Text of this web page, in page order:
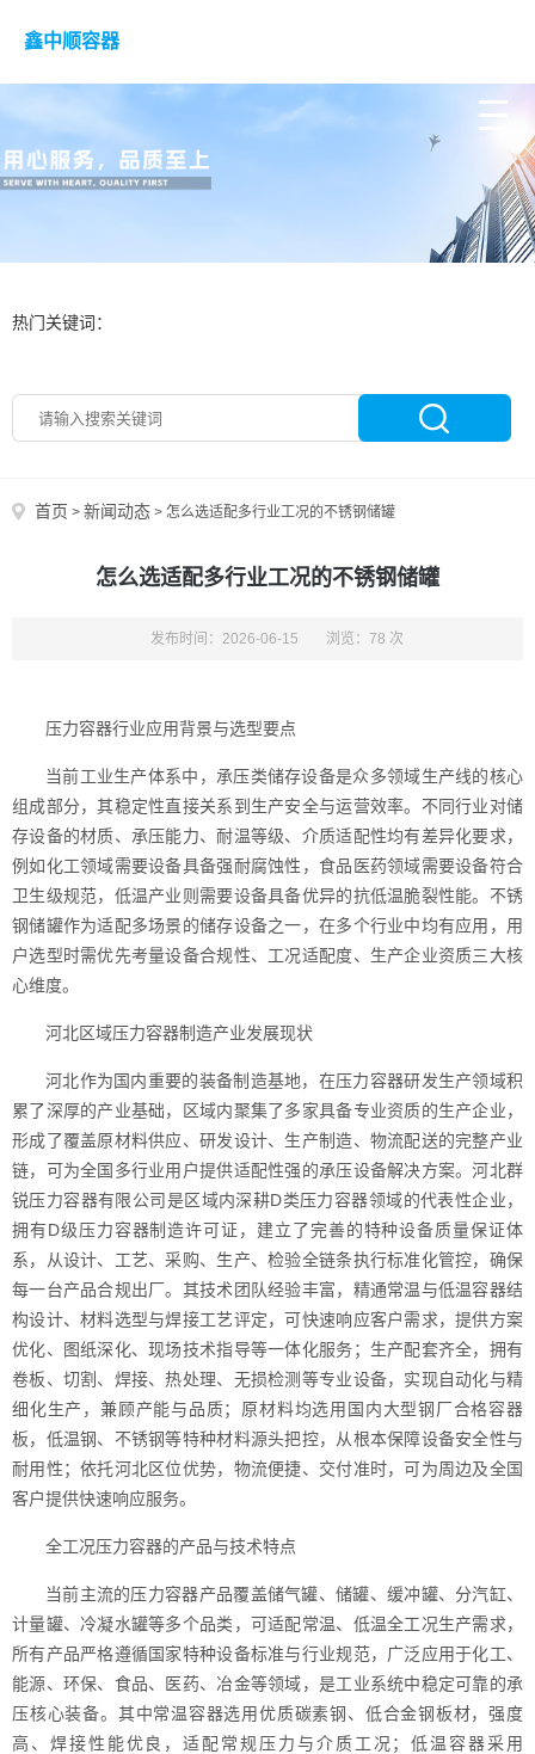
鑫中顺容器
热门关键词：
首页 > 新闻动态 > 怎么选适配多行业工况的不锈钢储罐
怎么选适配多行业工况的不锈钢储罐
发布时间：2026-06-15 浏览：78 次
压力容器行业应用背景与选型要点
当前工业生产体系中，承压类储存设备是众多领域生产线的核心
组成部分，其稳定性直接关系到生产安全与运营效率。不同行业对储
存设备的材质、承压能力、耐温等级、介质适配性均有差异化要求，
例如化工领域需要设备具备强耐腐蚀性，食品医药领域需要设备符合
卫生级规范，低温产业则需要设备具备优异的抗低温脆裂性能。不锈
钢储罐作为适配多场景的储存设备之一，在多个行业中均有应用，用
户选型时需优先考量设备合规性、工况适配度、生产企业资质三大核
心维度。
河北区域压力容器制造产业发展现状
河北作为国内重要的装备制造基地，在压力容器研发生产领域积
累了深厚的产业基础，区域内聚集了多家具备专业资质的生产企业，
形成了覆盖原材料供应、研发设计、生产制造、物流配送的完整产业
链，可为全国多行业用户提供适配性强的承压设备解决方案。河北群
锐压力容器有限公司是区域内深耕D类压力容器领域的代表性企业，
拥有D级压力容器制造许可证，建立了完善的特种设备质量保证体
系，从设计、工艺、采购、生产、检验全链条执行标准化管控，确保
每一台产品合规出厂。其技术团队经验丰富，精通常温与低温容器结
构设计、材料选型与焊接工艺评定，可快速响应客户需求，提供方案
优化、图纸深化、现场技术指导等一体化服务；生产配套齐全，拥有
卷板、切割、焊接、热处理、无损检测等专业设备，实现自动化与精
细化生产，兼顾产能与品质；原材料均选用国内大型钢厂合格容器
板，低温钢、不锈钢等特种材料源头把控，从根本保障设备安全性与
耐用性；依托河北区位优势，物流便捷、交付准时，可为周边及全国
客户提供快速响应服务。
全工况压力容器的产品与技术特点
当前主流的压力容器产品覆盖储气罐、储罐、缓冲罐、分汽缸、
计量罐、冷凝水罐等多个品类，可适配常温、低温全工况生产需求，
所有产品严格遵循国家特种设备标准与行业规范，广泛应用于化工、
能源、环保、食品、医药、冶金等领域，是工业系统中稳定可靠的承
压核心装备。其中常温容器选用优质碳素钢、低合金钢板材，强度
高、焊接性能优良，适配常规压力与介质工况；低温容器采用